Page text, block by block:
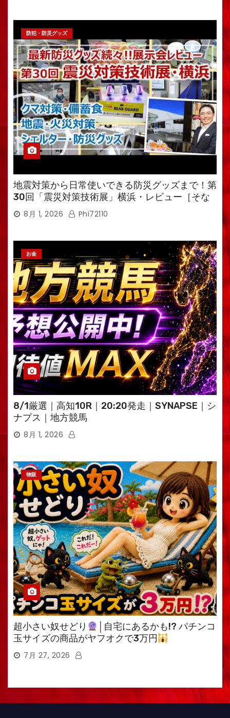
防犯・防災グッズ
地震対策から日常使いできる防災グッズまで！第
30回「震災対策技術展」横浜・レビュー［そな
えるTV・高荷智也］
8月 1, 2026 Phi72110
お金
8/1厳選｜高知10R｜20:20発走｜SYNAPSE｜シ
ナプス｜地方競馬
8月 1, 2026
物販
超小さい奴せどり
│自宅にあるかも!? パチンコ
玉サイズの商品がヤフオクで3万円
7月 27, 2026